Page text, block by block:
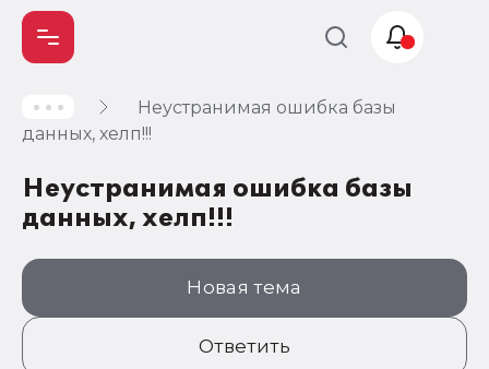
Неустранимая ошибка базы
данных, хелп!!!
Неустранимая ошибка базы
данных, хелп!!!
Новая тема
Ответить
Учет и
налогообложение
Автоматизация